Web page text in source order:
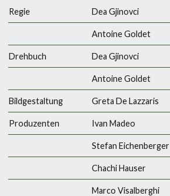
Regie Dea Gjinovci
Antoine Goldet
Drehbuch Dea Gjinovci
Antoine Goldet
Bildgestaltung Greta De Lazzaris
Produzenten Ivan Madeo
Stefan Eichenberger
Chachi Hauser
Marco Visalberghi